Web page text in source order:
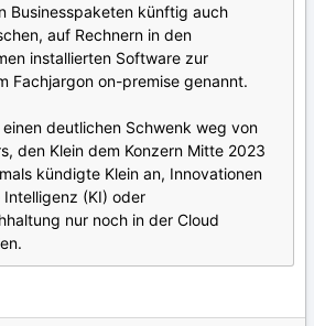
Businesspaketen künftig auch
auf Rechnern in den
installierten Software zur
Fachjargon on-premise genannt.
deutlichen Schwenk weg von
den Klein dem Konzern Mitte 2023
kündigte Klein an, Innovationen
(KI) oder
nur noch in der Cloud